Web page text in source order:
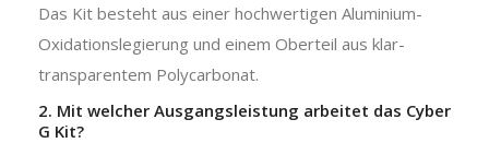
Das Kit besteht aus einer hochwertigen Aluminium-
Oxidationslegierung und einem Oberteil aus klar-
transparentem Polycarbonat.
2. Mit welcher Ausgangsleistung arbeitet das Cyber
G Kit?